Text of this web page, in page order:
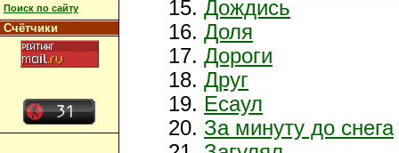
Поиск по сайту
Счётчики
Дождись
Доля
Дороги
Друг
Есаул
За минуту до снега